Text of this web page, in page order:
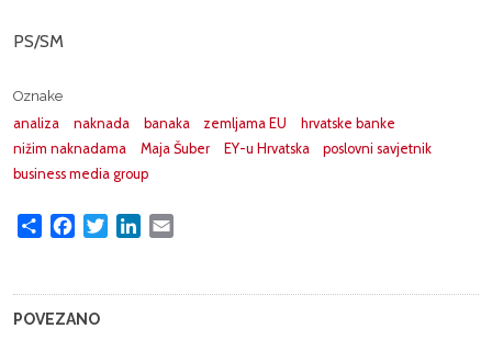
PS/SM
Oznake
analiza
naknada banaka zemljama EU
hrvatske banke
nižim naknadama
Maja Šuber EY-u Hrvatska
poslovni savjetnik
business media group
Share FacebookTwitterLinkedIn
POVEZANO